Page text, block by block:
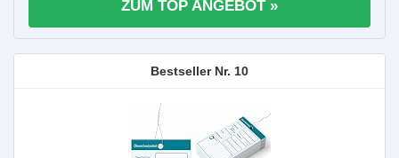
ZUM TOP ANGEBOT »
10